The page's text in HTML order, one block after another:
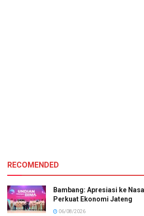
RECOMENDED
Bambang: Apresiasi ke
Perkuat Ekonomi Jateng
06/08/2026